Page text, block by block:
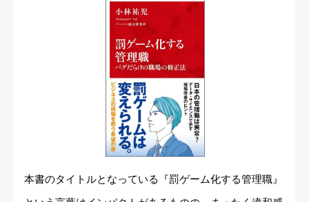
本書のタイトルとなっている『罰ゲーム化する管理職』